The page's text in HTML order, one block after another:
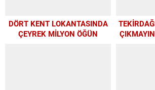
DÖRT KENT LOKANTASINDA
ÇEYREK MİLYON ÖĞÜN